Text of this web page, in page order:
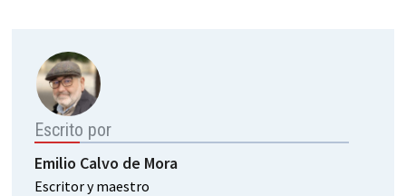
Escrito por
Emilio Calvo de Mora
Escritor y maestro